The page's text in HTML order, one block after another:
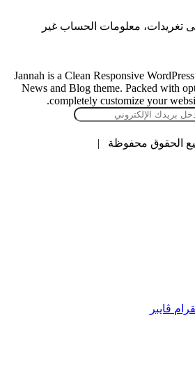
تغريدات، معلومات الحساب غير
Jannah is a Clean Responsive
News and Blog theme. Packed with
completely customize your
ڤايبر